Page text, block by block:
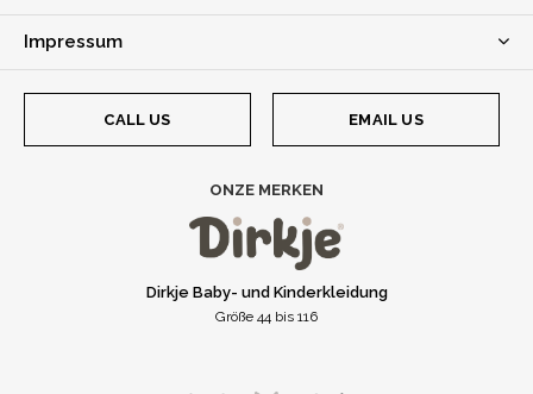
Impressum
CALL US EMAIL US
ONZE MERKEN
Dirkje Baby- und Kinderkleidung
Größe 44 bis 116